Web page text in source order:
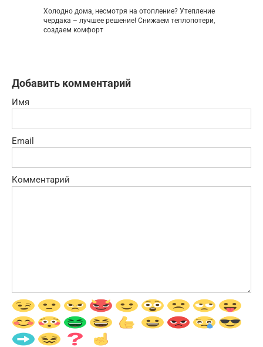
Холодно дома, несмотря на отопление? Утепление
чердака – лучшее решение! Снижаем теплопотери,
создаем комфорт
Добавить комментарий
Имя
Email
Комментарий